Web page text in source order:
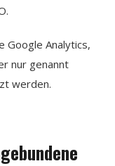
Google Analytics,
nur genannt
werden.